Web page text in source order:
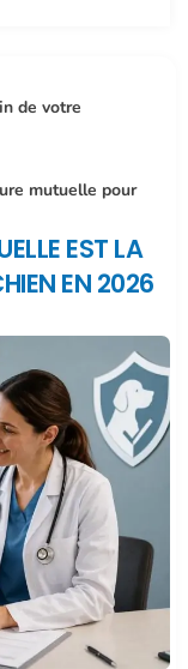
de votre
mutuelle pour
EST LA
EN 2026